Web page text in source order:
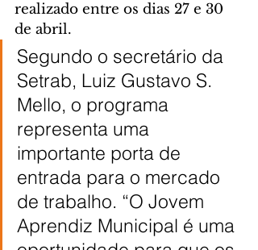
realizado entre os dias 27 e 30
de abril.
Segundo o secretário da
Setrab, Luiz Gustavo S.
Mello, o programa
representa uma
importante porta de
entrada para o mercado
de trabalho. “O Jovem
Aprendiz Municipal é uma